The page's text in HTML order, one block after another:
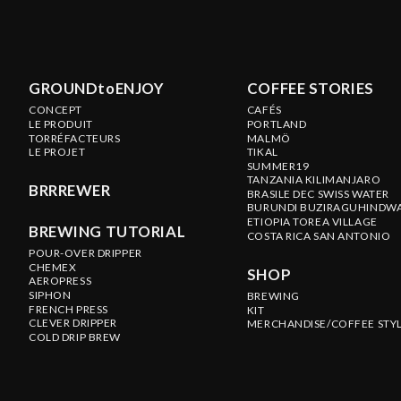
GROUNDtoENJOY
CONCEPT
LE PRODUIT
TORRÉFACTEURS
LE PROJET
BRRREWER
BREWING TUTORIAL
POUR-OVER DRIPPER
CHEMEX
AEROPRESS
SIPHON
FRENCH PRESS
CLEVER DRIPPER
COLD DRIP BREW
COFFEE STORIES
CAFÉS
PORTLAND
MALMÖ
TIKAL
SUMMER19
TANZANIA KILIMANJARO
BRASILE DEC SWISS WATER
BURUNDI
ETIOPIA TOREA VILLAGE
COSTA RICA SAN ANTONIO
SHOP
BREWING
KIT
MERCHANDISE/COFFEE